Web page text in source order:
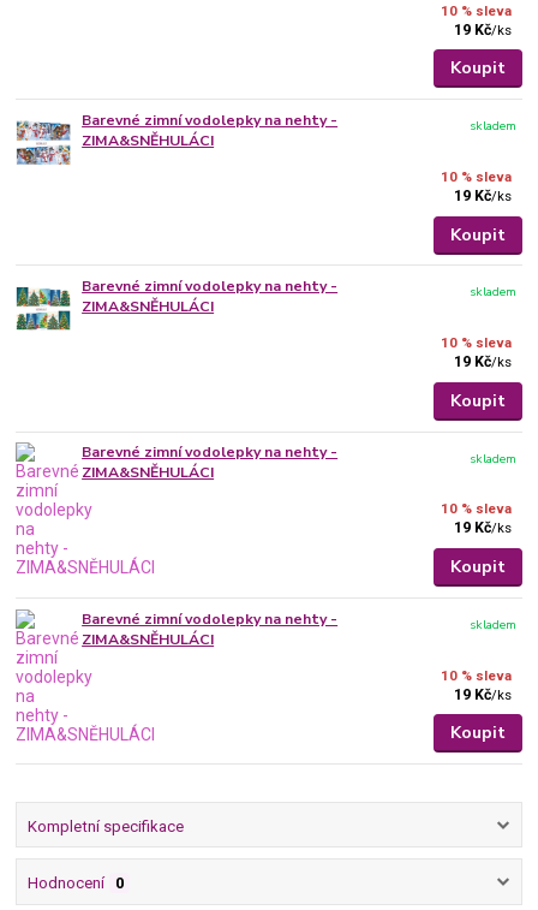
10 % sleva
19 Kč/ks
Koupit
Barevné zimní vodolepky na nehty -
ZIMA&SNĚHULÁCI
10 % sleva
19 Kč/ks
skladem
Koupit
Barevné zimní vodolepky na nehty -
ZIMA&SNĚHULÁCI
10 % sleva
19 Kč/ks
skladem
Koupit
Barevné zimní vodolepky na nehty -
ZIMA&SNĚHULÁCI
10 % sleva
19 Kč/ks
skladem
Koupit
Barevné zimní vodolepky na nehty -
ZIMA&SNĚHULÁCI
10 % sleva
19 Kč/ks
skladem
Koupit
Kompletní specifikace
Hodnocení 0